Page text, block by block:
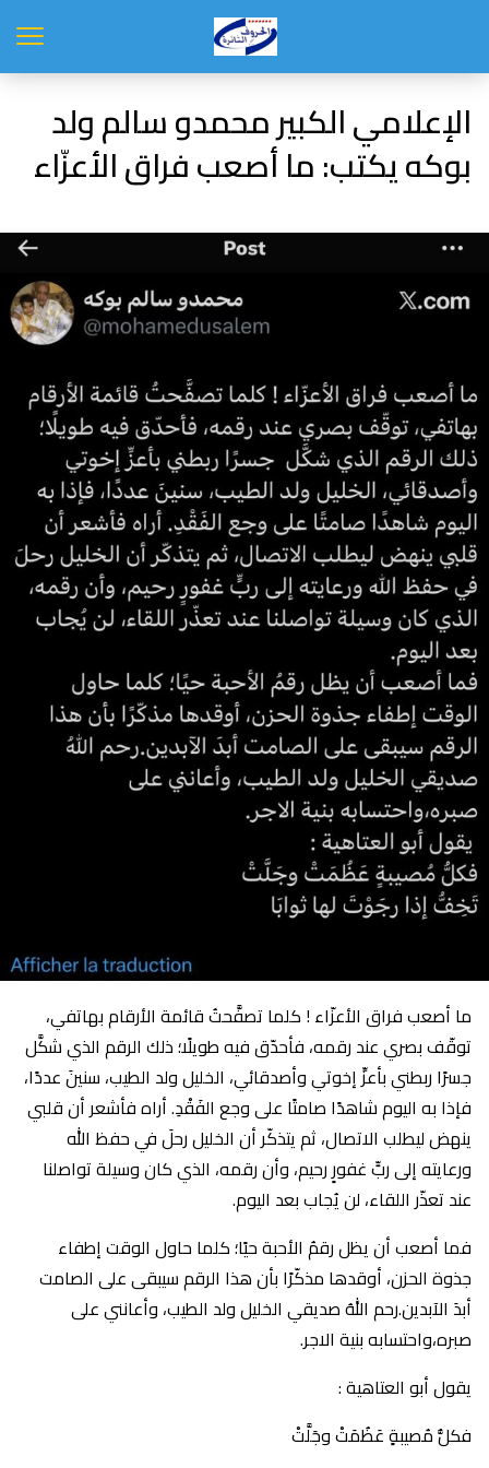
الإعلامي الكبير محمدو سالم ولد
بوكه يكتب: ما أصعب فراق الأعزّاء
ما أصعب فراق الأعزّاء ! كلما تصفَّحتُ قائمة الأرقام بهاتفي،
توقّف بصري عند رقمه، فأحدّق فيه طويلًا؛ ذلك الرقم الذي شكَّل
جسرًا ربطني بأعزِّ إخوتي وأصدقائي، الخليل ولد الطيب، سنينَ عددًا،
فإذا به اليوم شاهدًا صامتًا على وجع الفَقْدِ. أراه فأشعر أن قلبي
ينهض ليطلب الاتصال، ثم يتذكّر أن الخليل رحلَ في حفظ الله
ورعايته إلى ربٍّ غفورٍ رحيم، وأن رقمه، الذي كان وسيلة تواصلنا
عند تعذّر اللقاء، لن يُجاب بعد اليوم.
فما أصعب أن يظل رقمُ الأحبة حيًا؛ كلما حاول الوقت إطفاء
جذوة الحزن، أوقدها مذكّرًا بأن هذا الرقم سيبقى على الصامت
أبدَ الآبدين.رحم اللهُ صديقي الخليل ولد الطيب، وأعانني على
صبره،واحتسابه بنية الاجر.
يقول أبو العتاهية :
فكلُّ مُصيبةٍ عَظُمَتْ وجَلَّتْ